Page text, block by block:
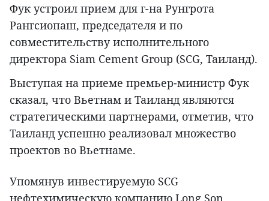
Фук устроил прием для г-на Рунгрота
Рангсиопаш, председателя и по
совместительству исполнительного
директора Siam Cement Group (SCG, Таиланд).
Выступая на приеме премьер-министр Фук
сказал, что Вьетнам и Таиланд являются
стратегическими партнерами, отметив, что
Таиланд успешно реализовал множество
проектов во Вьетнаме.
Упомянув инвестируемую SCG
нефтехимическую компанию Long Son